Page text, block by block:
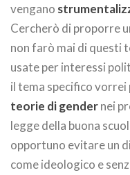
vengano
Cercherò di proporre
non farò mai di questi
usate per interessi
il tema specifico vorrei
teorie di gendernei
legge della buona
opportuno evitare un
come ideologico e